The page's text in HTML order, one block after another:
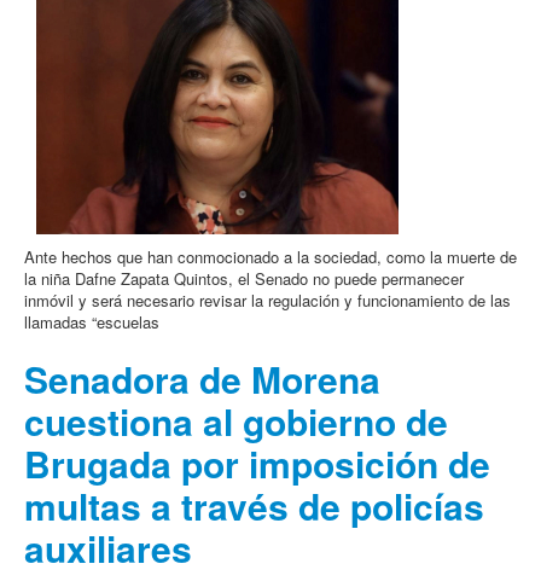
Ante hechos que han conmocionado a la sociedad, como la muerte de
la niña Dafne Zapata Quintos, el Senado no puede permanecer
inmóvil y será necesario revisar la regulación y funcionamiento de las
llamadas “escuelas
Senadora de Morena
cuestiona al gobierno de
Brugada por imposición de
multas a través de policías
auxiliares